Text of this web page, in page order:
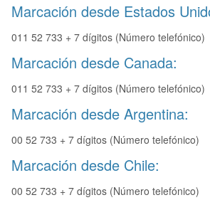
Marcación desde Estados
011 52 733 + 7 dígitos (Número telefónico)
Marcación desde Canada:
011 52 733 + 7 dígitos (Número telefónico)
Marcación desde Argentina:
00 52 733 + 7 dígitos (Número telefónico)
Marcación desde Chile:
00 52 733 + 7 dígitos (Número telefónico)